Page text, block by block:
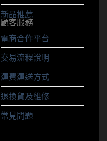
新品推薦
顧客服務
電商合作平台
交易流程說明
運費運送方式
退換貨及維修
常見問題